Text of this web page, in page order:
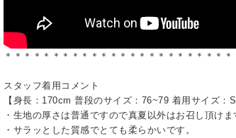
＊＊＊＊＊＊＊＊＊＊＊＊＊＊＊＊＊＊＊＊＊＊＊＊
スタッフ着用コメント
【身長：170cm 普段のサイズ：76~79 着用サイズ：S
・生地の厚さは普通ですので真夏以外はお召し頂けま
・サラッとした質感でとても柔らかいです。